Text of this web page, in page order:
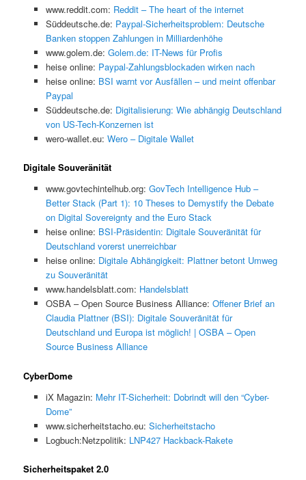
www.reddit.com: Reddit – The heart of the internet
Süddeutsche.de: Paypal-Sicherheitsproblem: Deutsche
Banken stoppen Zahlungen in Milliardenhöhe
www.golem.de: Golem.de: IT-News für Profis
heise online: Paypal-Zahlungsblockaden wirken nach
heise online: BSI warnt vor Ausfällen – und meint offenbar
Paypal
Süddeutsche.de: Digitalisierung: Wie abhängig Deutschland
von US-Tech-Konzernen ist
wero-wallet.eu: Wero – Digitale Wallet
Digitale Souveränität
www.govtechintelhub.org: GovTech Intelligence Hub –
Better Stack (Part 1): 10 Theses to Demystify the Debate
on Digital Sovereignty and the Euro Stack
heise online: BSI-Präsidentin: Digitale Souveränität für
Deutschland vorerst unerreichbar
heise online: Digitale Abhängigkeit: Plattner betont Umweg
zu Souveränität
www.handelsblatt.com: Handelsblatt
OSBA – Open Source Business Alliance: Offener Brief an
Claudia Plattner (BSI): Digitale Souveränität für
Deutschland und Europa ist möglich! | OSBA – Open
Source Business Alliance
CyberDome
iX Magazin: Mehr IT-Sicherheit: Dobrindt will den “Cyber-
Dome”
www.sicherheitstacho.eu: Sicherheitstacho
Logbuch:Netzpolitik: LNP427 Hackback-Rakete
Sicherheitspaket 2.0